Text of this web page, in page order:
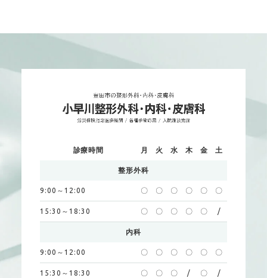
診療時間 月 火 水 木 金 土
整形外科
9:00～12:00 〇 〇 〇 〇 〇 〇
15:30～18:30 〇 〇 〇 〇 〇 /
内科
9:00～12:00 〇 〇 〇 〇 〇 〇
15:30～18:30 〇 〇 〇 / 〇 /